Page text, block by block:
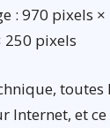
: 970 pixels
250 pixels
toutes
Internet, et